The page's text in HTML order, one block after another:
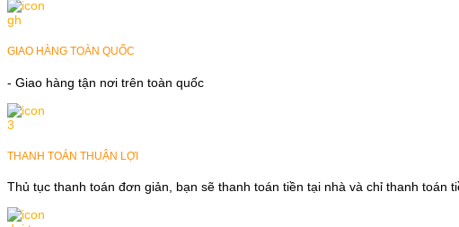
GIAO HÀNG TOÀN QUỐC
- Giao hàng tận nơi trên toàn quốc
THANH TOÁN THUẬN LỢI
Thủ tục thanh toán đơn giản, bạn sẽ thanh toán tiền tại nhà và chỉ thanh toán